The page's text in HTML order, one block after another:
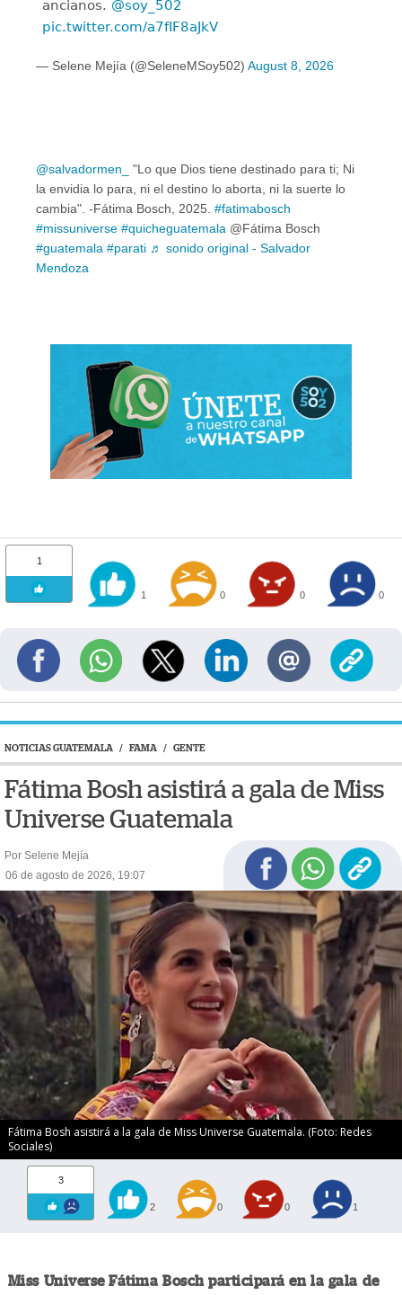
ancianos. @soy_502
pic.twitter.com/a7fIF8aJkV
— Selene Mejía (@SeleneMSoy502) August 8, 2026
@salvadormen_
"Lo que Dios tiene destinado para ti; Ni
la envidia lo para, ni el destino lo aborta, ni la suerte lo
cambia". -Fátima Bosch, 2025. #fatimabosch
#missuniverse #quicheguatemala @Fátima Bosch
#guatemala #parati ♬ sonido original - Salvador
Mendoza
1
1 0 0 0
NOTICIAS GUATEMALA / FAMA / GENTE
Fátima Bosh asistirá a gala de Miss
Universe Guatemala
Por Selene Mejía
06 de agosto de 2026, 19:07
Fátima Bosh asistirá a la gala de Miss Universe Guatemala. (Foto: Redes
Sociales)
3
2 0 0 1
Miss Universe Fátima Bosch participará en la gala de